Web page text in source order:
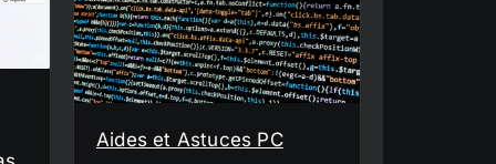
Aides et Astuces PC